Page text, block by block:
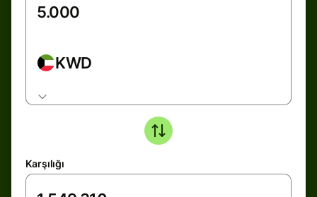
KWD
Karşılığı